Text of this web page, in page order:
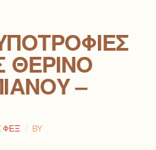
ΘΕΡΙΝΌ
–
ΦΕΞ BY